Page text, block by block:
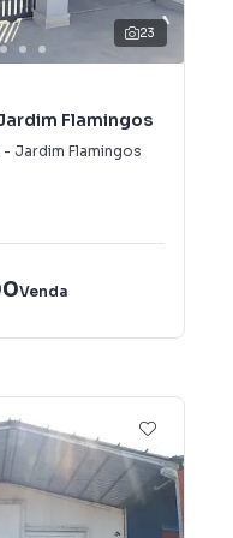
23
Flamingos
- Jardim Flamingos
Venda